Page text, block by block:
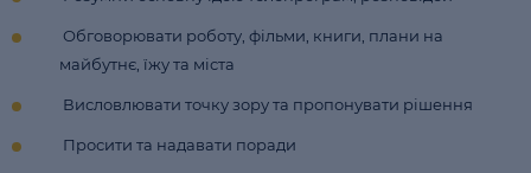
Обговорювати роботу, фільми, книги, плани на
майбутнє, їжу та міста
Висловлювати точку зору та пропонувати рішення
Просити та надавати поради